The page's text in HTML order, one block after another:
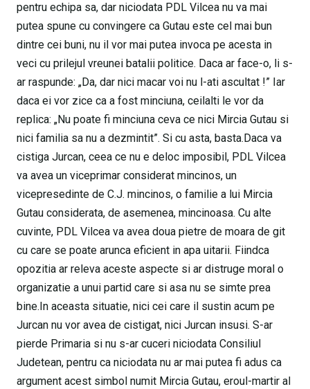
pentru echipa sa, dar niciodata PDL Vilcea nu va mai
putea spune cu convingere ca Gutau este cel mai bun
dintre cei buni, nu il vor mai putea invoca pe acesta in
veci cu prilejul vreunei batalii politice. Daca ar face-o, li s-
ar raspunde: „Da, dar nici macar voi nu l-ati ascultat !” Iar
daca ei vor zice ca a fost minciuna, ceilalti le vor da
replica: „Nu poate fi minciuna ceva ce nici Mircia Gutau si
nici familia sa nu a dezmintit”. Si cu asta, basta.Daca va
cistiga Jurcan, ceea ce nu e deloc imposibil, PDL Vilcea
va avea un viceprimar considerat mincinos, un
vicepresedinte de C.J. mincinos, o familie a lui Mircia
Gutau considerata, de asemenea, mincinoasa. Cu alte
cuvinte, PDL Vilcea va avea doua pietre de moara de git
cu care se poate arunca eficient in apa uitarii. Fiindca
opozitia ar releva aceste aspecte si ar distruge moral o
organizatie a unui partid care si asa nu se simte prea
bine.In aceasta situatie, nici cei care il sustin acum pe
Jurcan nu vor avea de cistigat, nici Jurcan insusi. S-ar
pierde Primaria si nu s-ar cuceri niciodata Consiliul
Judetean, pentru ca niciodata nu ar mai putea fi adus ca
argument acest simbol numit Mircia Gutau, eroul-martir al